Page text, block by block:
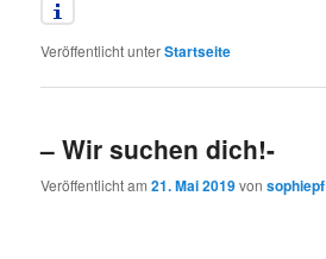
Veröffentlicht unterStartseite
– Wir suchen dich!-
Veröffentlicht am21. Mai 2019vonsophiepf